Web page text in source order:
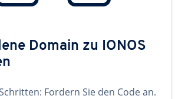
Domain zu IONOS
Fordern Sie den Code an.